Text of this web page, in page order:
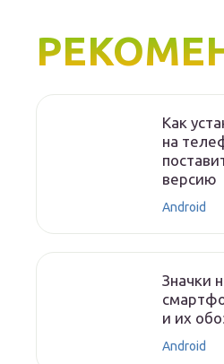
Как
на
версию
Android
Значки
и их
Android